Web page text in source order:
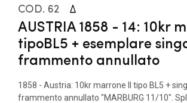
COD. 62
AUSTRIA 1858 - 14: 10kr
tipoBL5 + esemplare
frammento annullato
1858 - Austria: 10kr marrone II tipo BL5 +
frammento annullato "MARBURG 11/10".